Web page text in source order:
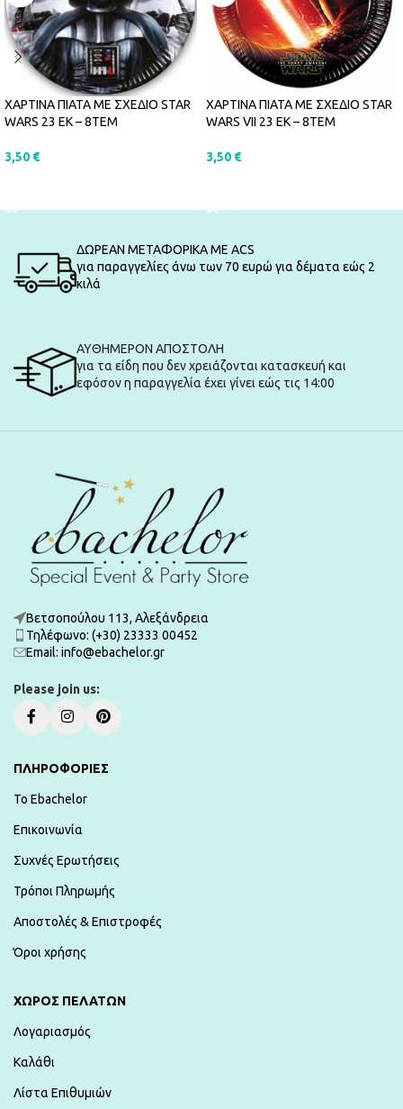
ΧΑΡΤΙΝΑ ΠΙΑΤΑ ΜΕ ΣΧΕΔΙΟ STAR
WARS 23 ΕΚ – 8ΤΕΜ
3,50 €
ΧΑΡΤΙΝΑ ΠΙΑΤΑ ΜΕ ΣΧΕΔΙΟ STAR
WARS VII 23 ΕΚ – 8ΤΕΜ
3,50 €
ΔΩΡΕΑΝ ΜΕΤΑΦΟΡΙΚΑ ΜΕ ACS
για παραγγελίες άνω των 70 ευρώ για δέματα εώς 2
κιλά
ΑΥΘΗΜΕΡΟΝ ΑΠΟΣΤΟΛΗ
για τα είδη που δεν χρειάζονται κατασκευή και
εφόσον η παραγγελία έχει γίνει εώς τις 14:00
Βετσοπούλου 113, Αλεξάνδρεια
Τηλέφωνο: (+30) 23333 00452
Εmail: info@ebachelor.gr
Please join us:
ΠΛΗΡΟΦΟΡΙΕΣ
To Ebachelor
Επικοινωνία
Συχνές Ερωτήσεις
Τρόποι Πληρωμής
Αποστολές & Επιστροφές
Όροι χρήσης
ΧΏΡΟΣ ΠΕΛΑΤΏΝ
Λογαριασμός
Καλάθι
Λίστα Επιθυμιών